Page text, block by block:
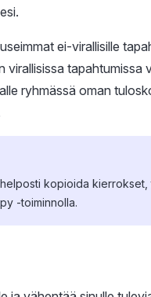
ei-virallisille
tapahtumissa
ryhmässä oman
kopioida
-toiminnolla.